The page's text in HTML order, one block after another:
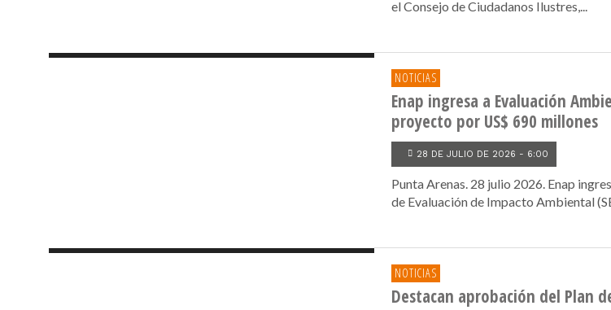
el Consejo de Ciudadanos Ilustres,...
NOTICIAS
Enap ingresa a Evaluación
proyecto por US$ 690 millones
28 DE JULIO DE 2026 - 6:00
Punta Arenas. 28 julio 2026. Enap
de Evaluación de Impacto Ambiental
NOTICIAS
Destacan aprobación del Plan